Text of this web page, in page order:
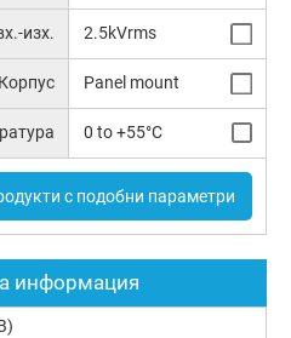
изх. 2.5kVrms
Корпус Panel mount
0 to +55°C
с подобни параметри
информация